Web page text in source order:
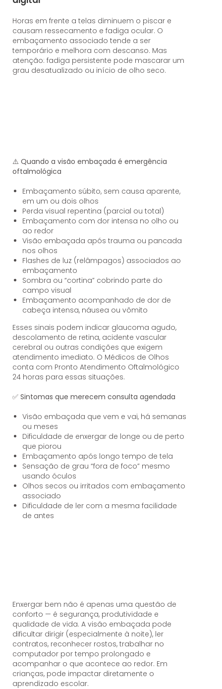
Horas em frente a telas diminuem o piscar e
causam ressecamento e fadiga ocular. O
embaçamento associado tende a ser
temporário e melhora com descanso. Mas
atenção: fadiga persistente pode mascarar um
grau desatualizado ou início de olho seco.
⚠️ Quando a visão embaçada é emergência
oftalmológica
Embaçamento súbito, sem causa aparente,
em um ou dois olhos
Perda visual repentina (parcial ou total)
Embaçamento com dor intensa no olho ou
ao redor
Visão embaçada após trauma ou pancada
nos olhos
Flashes de luz (relâmpagos) associados ao
embaçamento
Sombra ou “cortina” cobrindo parte do
campo visual
Embaçamento acompanhado de dor de
cabeça intensa, náusea ou vômito
Esses sinais podem indicar glaucoma agudo,
descolamento de retina, acidente vascular
cerebral ou outras condições que exigem
atendimento imediato. O Médicos de Olhos
conta com Pronto Atendimento Oftalmológico
24 horas para essas situações.
✅ Sintomas que merecem consulta agendada
Visão embaçada que vem e vai, há semanas
ou meses
Dificuldade de enxergar de longe ou de perto
que piorou
Embaçamento após longo tempo de tela
Sensação de grau “fora de foco” mesmo
usando óculos
Olhos secos ou irritados com embaçamento
associado
Dificuldade de ler com a mesma facilidade
de antes
Enxergar bem não é apenas uma questão de
conforto — é segurança, produtividade e
qualidade de vida. A visão embaçada pode
dificultar dirigir (especialmente à noite), ler
contratos, reconhecer rostos, trabalhar no
computador por tempo prolongado e
acompanhar o que acontece ao redor. Em
crianças, pode impactar diretamente o
aprendizado escolar.